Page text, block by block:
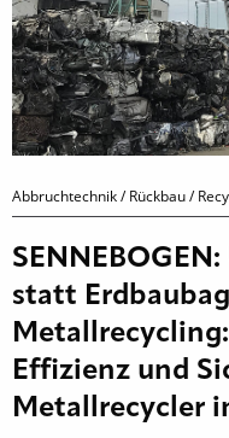
Abbruchtechnik / Rückbau /
statt
Effizienz und
Metallrecycler